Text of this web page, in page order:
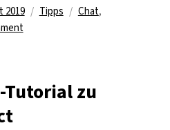
2019 Categories
Tipps Tags
Chat,
on
zu
Tutorial zu